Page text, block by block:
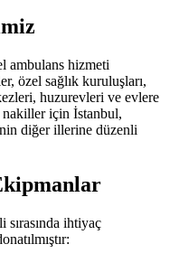
ambulans hizmeti
özel sağlık kuruluşları,
huzurevleri ve evlere
nakiller için İstanbul,
diğer illerine düzenli
sırasında ihtiyaç